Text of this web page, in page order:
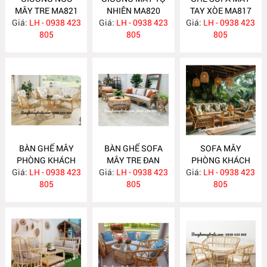
MÂY TRE MA821
Giá: LH - 0938 423
805
NHIÊN MA820
Giá: LH - 0938 423
805
TAY XÒE MA817
Giá: LH - 0938 423
805
BÀN GHẾ MÂY
PHÒNG KHÁCH
NHỎ GỌN MA814
Giá: LH - 0938 423
805
BÀN GHẾ SOFA
MÂY TRE ĐAN
MA813
Giá: LH - 0938 423
805
SOFA MÂY
PHÒNG KHÁCH
MA812
Giá: LH - 0938 423
805